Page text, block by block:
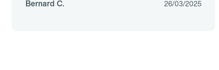
Bernard C. 26/03/2025